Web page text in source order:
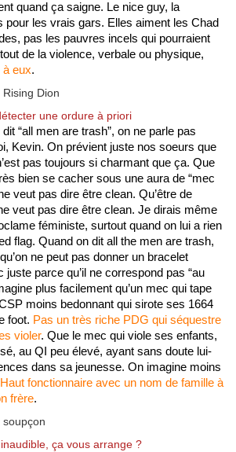
quand ça saigne. Le nice guy, la
pour les vrais gars. Elles aiment les Chad
pas les pauvres incels qui pourraient
à eux.
une ordure à priori
“all men are trash”, on ne parle pas
Kevin. On prévient juste nos soeurs que
pas toujours si charmant que ça. Que
bien se cacher sous une aura de “mec
veut pas dire être clean. Qu’être de
veut pas dire être clean. Je dirais même
féministe, surtout quand on lui a rien
flag. Quand on dit all the men are trash,
ne peut pas donner un bracelet
juste parce qu’il ne correspond pas “au
plus facilement qu’un mec qui tape
moins bedonnant qui sirote ses 1664
foot. Pas un très riche PDG qui séquestre
violer. Que le mec qui viole ses enfants,
au QI peu élevé, ayant sans doute lui-
dans sa jeunesse. On imagine moins
Haut fonctionnaire avec un nom de famille à
frère.
ça vous arrange ?